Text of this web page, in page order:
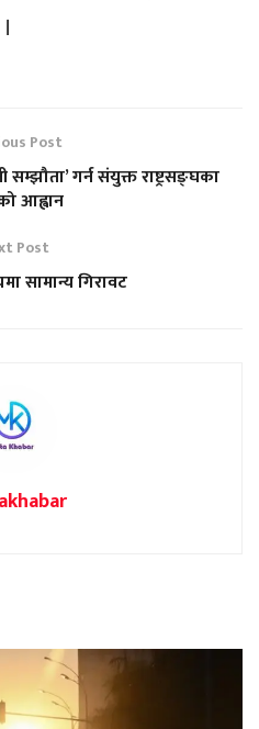
Post
सम्झौता’ गर्न संयुक्त राष्ट्रसङ्घका
आह्वान
Post
सामान्य गिरावट